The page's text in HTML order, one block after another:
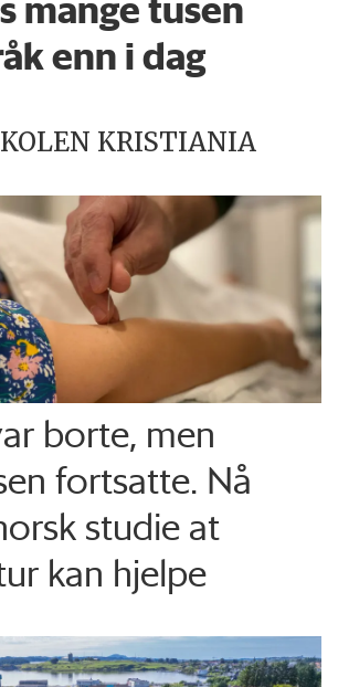
mange tusen
enn i dag
KRISTIANIA
borte, men
fortsatte. Nå
studie at
kan hjelpe